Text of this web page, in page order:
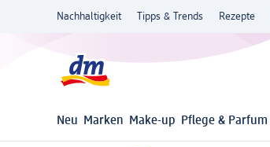
Nachhaltigkeit Tipps & Trends Rezepte
Neu Marken Make-up Pflege & Parfum